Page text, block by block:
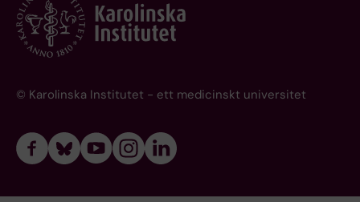
© Karolinska Institutet - ett medicinskt universitet